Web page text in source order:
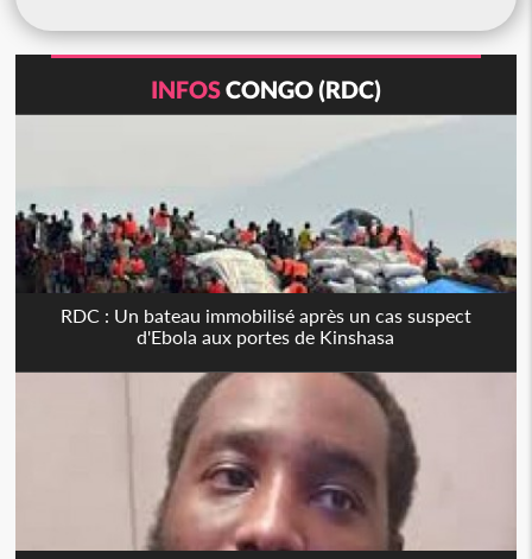
INFOSCONGO (RDC)
RDC : Un bateau immobilisé après un cas suspect
d'Ebola aux portes de Kinshasa